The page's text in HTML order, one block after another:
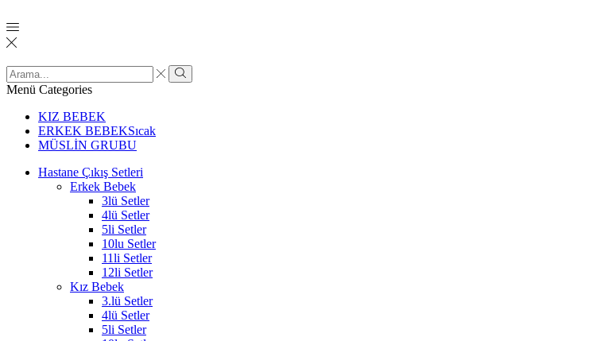
Menü Categories
KIZ BEBEK
ERKEK BEBEKSıcak
MÜSLİN GRUBU
Hastane Çıkış Setleri
Erkek Bebek
3lü Setler
4lü Setler
5li Setler
10lu Setler
11li Setler
12li Setler
Kız Bebek
3.lü Setler
4lü Setler
5li Setler